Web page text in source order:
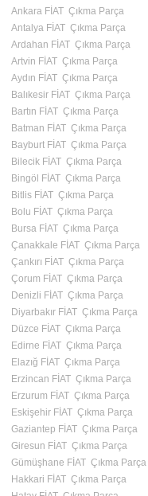
Ankara FİAT Çıkma Parça
Antalya FİAT Çıkma Parça
Ardahan FİAT Çıkma Parça
Artvin FİAT Çıkma Parça
Aydın FİAT Çıkma Parça
Balıkesir FİAT Çıkma Parça
Bartın FİAT Çıkma Parça
Batman FİAT Çıkma Parça
Bayburt FİAT Çıkma Parça
Bilecik FİAT Çıkma Parça
Bingöl FİAT Çıkma Parça
Bitlis FİAT Çıkma Parça
Bolu FİAT Çıkma Parça
Bursa FİAT Çıkma Parça
Çanakkale FİAT Çıkma Parça
Çankırı FİAT Çıkma Parça
Çorum FİAT Çıkma Parça
Denizli FİAT Çıkma Parça
Diyarbakır FİAT Çıkma Parça
Düzce FİAT Çıkma Parça
Edirne FİAT Çıkma Parça
Elazığ FİAT Çıkma Parça
Erzincan FİAT Çıkma Parça
Erzurum FİAT Çıkma Parça
Eskişehir FİAT Çıkma Parça
Gaziantep FİAT Çıkma Parça
Giresun FİAT Çıkma Parça
Gümüşhane FİAT Çıkma Parça
Hakkari FİAT Çıkma Parça